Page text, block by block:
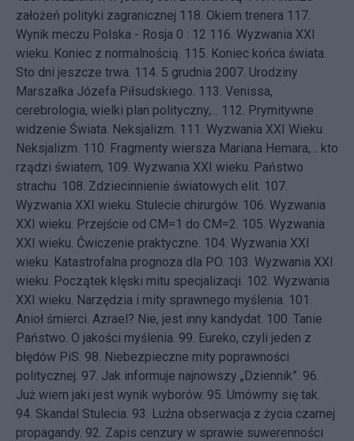
założeń polityki zagranicznej 118. Okiem trenera 117.
Wynik meczu Polska - Rosja 0 : 12 116. Wyzwania XXI
wieku. Koniec z normalnością. 115. Koniec końca świata.
Sto dni jeszcze trwa. 114. 5 grudnia 2007. Urodziny
Marszałka Józefa Piłsudskiego. 113. Venissa,
cerebrologia, wielki plan polityczny,...
112. Prymitywne
widzenie Świata. Neksjalizm. 111. Wyzwania XXI Wieku.
Neksjalizm. 110. Fragmenty wiersza Mariana Hemara,... kto
rządzi światem, 109. Wyzwania XXI wieku. Państwo
strachu. 108. Zdziecinnienie światowych elit. 107.
Wyzwania XXI wieku. Stulecie chirurgów. 106. Wyzwania
XXI wieku. Przejście od CM=1 do CM=2. 105. Wyzwania
XXI wieku. Ćwiczenie praktyczne. 104. Wyzwania XXI
wieku. Katastrofalna prognoza dla PO. 103. Wyzwania XXI
wieku. Początek klęski mitu specjalizacji. 102. Wyzwania
XXI wieku. Narzędzia i mity sprawnego myślenia. 101.
Anioł śmierci. Azrael? Nie, jest inny kandydat. 100. Tanie
Państwo. O jakości myślenia. 99. Eureko, czyli jeden z
błędów PiS. 98. Niebezpieczne mity poprawności
politycznej. 97. Jak informuje najnowszy „Dziennik”. 96.
Już wiem jaki jest wynik wyborów. 95. Umówmy się tak.
94. Skandal Stulecia. 93. Luźna obserwacja z życia czarnej
propagandy. 92. Zapis cenzury w sprawie suwerenności